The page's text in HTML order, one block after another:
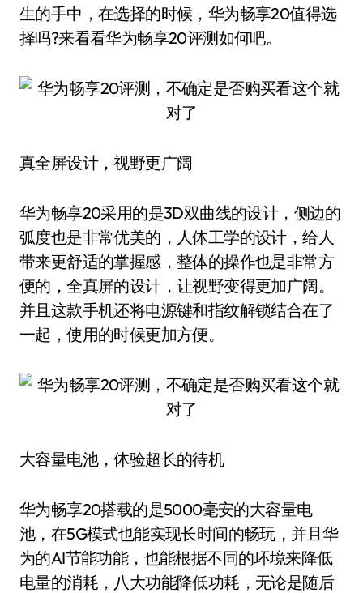
生的手中，在选择的时候，华为畅享20值得选
择吗?来看看华为畅享20评测如何吧。
真全屏设计，视野更广阔
华为畅享20采用的是3D双曲线的设计，侧边的
弧度也是非常优美的，人体工学的设计，给人
带来更舒适的掌握感，整体的操作也是非常方
便的，全真屏的设计，让视野变得更加广阔。
并且这款手机还将电源键和指纹解锁结合在了
一起，使用的时候更加方便。
大容量电池，体验超长的待机
华为畅享20搭载的是5000毫安的大容量电
池，在5G模式也能实现长时间的畅玩，并且华
为的AI节能功能，也能根据不同的环境来降低
电量的消耗，八大功能降低功耗，无论是随后